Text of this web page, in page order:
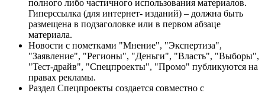
полного либо частичного использования материалов.
Гиперссылка (для интернет- изданий) – должна быть
размещена в подзаголовке или в первом абзаце
материала.
Новости с пометками "Мнение", "Экспертиза",
"Заявление", "Регионы", "Деньги", "Власть", "Выборы",
"Тест-драйв", "Спецпроекты", "Промо" публикуются на
правах рекламы.
Раздел Спецпроекты создается совместно с